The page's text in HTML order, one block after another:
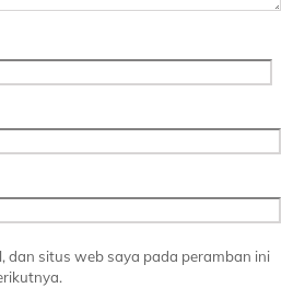
dan situs web saya pada peramban ini